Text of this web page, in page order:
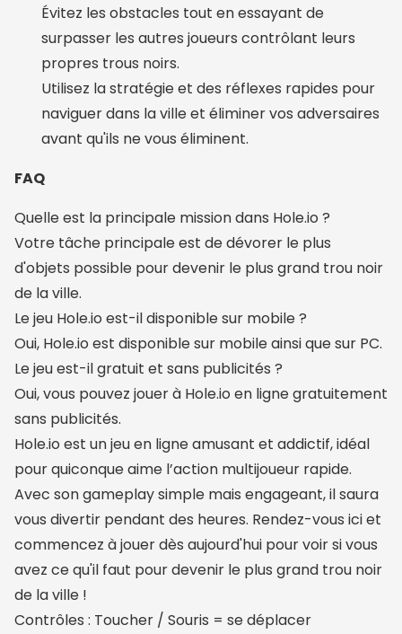
Évitez les obstacles tout en essayant de
surpasser les autres joueurs contrôlant leurs
propres trous noirs.
Utilisez la stratégie et des réflexes rapides pour
naviguer dans la ville et éliminer vos adversaires
avant qu'ils ne vous éliminent.
FAQ
Quelle est la principale mission dans Hole.io ?
Votre tâche principale est de dévorer le plus
d'objets possible pour devenir le plus grand trou noir
de la ville.
Le jeu Hole.io est-il disponible sur mobile ?
Oui, Hole.io est disponible sur mobile ainsi que sur PC.
Le jeu est-il gratuit et sans publicités ?
Oui, vous pouvez jouer à Hole.io en ligne gratuitement
sans publicités.
Hole.io est un jeu en ligne amusant et addictif, idéal
pour quiconque aime l’action multijoueur rapide.
Avec son gameplay simple mais engageant, il saura
vous divertir pendant des heures. Rendez-vous ici et
commencez à jouer dès aujourd'hui pour voir si vous
avez ce qu'il faut pour devenir le plus grand trou noir
de la ville !
Contrôles : Toucher / Souris = se déplacer